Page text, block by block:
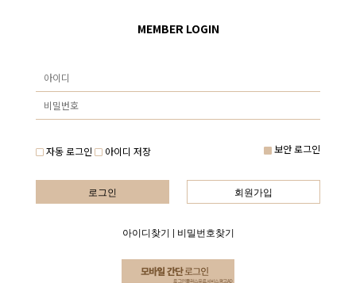
MEMBER LOGIN
자동 로그인 아이디 저장 보안 로그인
로그인 회원가입
아이디찾기 비밀번호찾기